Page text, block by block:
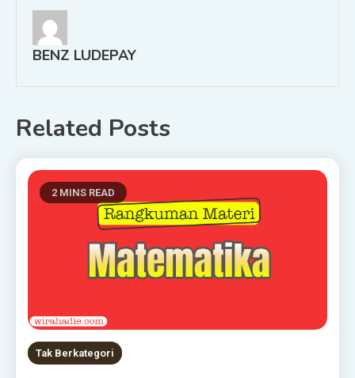
BENZ LUDEPAY
Related Posts
2 MINS READ
Tak Berkategori